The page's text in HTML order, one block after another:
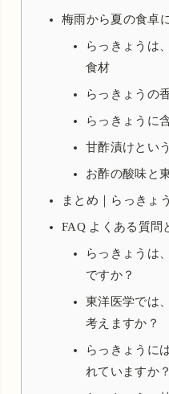
梅雨から夏の食卓
らっきょうは
食材
らっきょうの
らっきょうに
甘酢漬けとい
お酢の酸味と
まとめ｜らっきょ
FAQ よくある質問
らっきょうは
ですか？
東洋医学では
考えますか？
らっきょうに
れていますか？